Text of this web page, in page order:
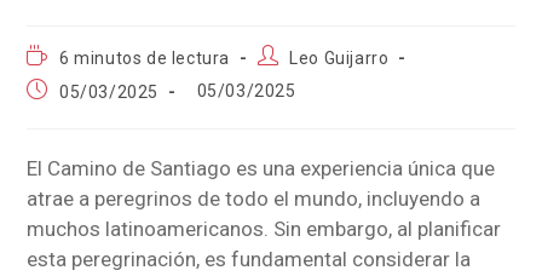
6 minutos de lectura
Leo Guijarro
05/03/2025
05/03/2025
El Camino de Santiago es una experiencia única que
atrae a peregrinos de todo el mundo, incluyendo a
muchos latinoamericanos. Sin embargo, al planificar
esta peregrinación, es fundamental considerar la